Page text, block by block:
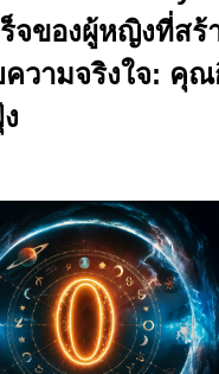
จของผู้หญิงที่สร้
ความจริงใจ: คุ